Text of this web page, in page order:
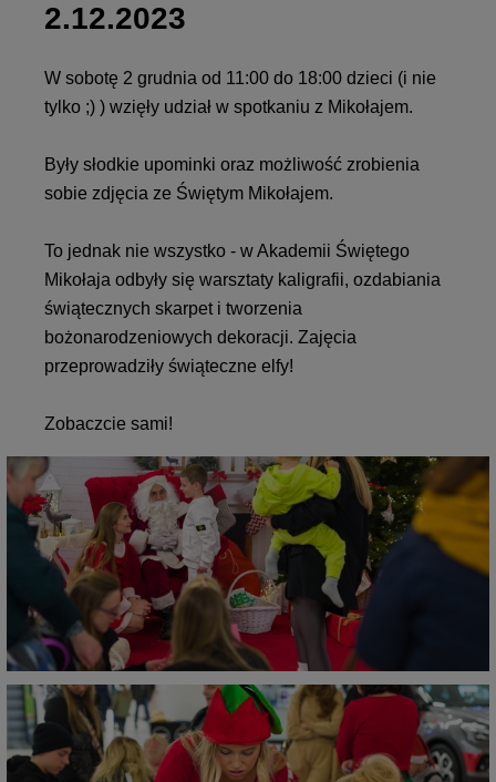
2.12.2023
W sobotę 2 grudnia od 11:00 do 18:00 dzieci (i nie
tylko ;) ) wzięły udział w spotkaniu z Mikołajem.
Były słodkie upominki oraz możliwość zrobienia
sobie zdjęcia ze Świętym Mikołajem.
To jednak nie wszystko - w Akademii Świętego
Mikołaja odbyły się warsztaty kaligrafii, ozdabiania
świątecznych skarpet i tworzenia
bożonarodzeniowych dekoracji. Zajęcia
przeprowadziły świąteczne elfy!
Zobaczcie sami!